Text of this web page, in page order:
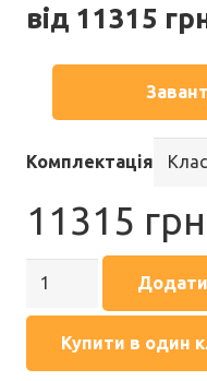
від 11315
Комплектація
11315 грн
Двері
SARMAK
MODERN
Купити в один